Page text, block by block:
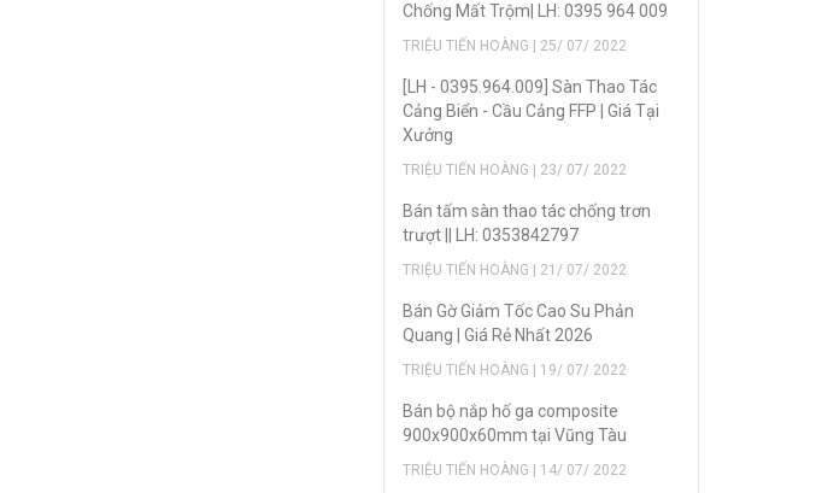
Chống Mất Trộm| LH: 0395 964 009
TRIỆU TIẾN HOÀNG | 25/ 07/ 2022
[LH - 0395.964.009] Sàn Thao Tác
Cảng Biển - Cầu Cảng FFP | Giá Tại
Xưởng
TRIỆU TIẾN HOÀNG | 23/ 07/ 2022
Bán tấm sàn thao tác chống trơn
trượt || LH: 0353842797
TRIỆU TIẾN HOÀNG | 21/ 07/ 2022
Bán Gờ Giảm Tốc Cao Su Phản
Quang | Giá Rẻ Nhất 2026
TRIỆU TIẾN HOÀNG | 19/ 07/ 2022
Bán bộ nắp hố ga composite
900x900x60mm tại Vũng Tàu
TRIỆU TIẾN HOÀNG | 14/ 07/ 2022